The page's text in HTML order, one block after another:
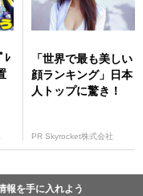
ﾚ
「世界で最も美しい
顔ランキング」日本
人トップに驚き！
PR Skyrocket株式会社
報を手に入れよう